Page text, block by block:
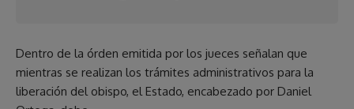
Dentro de la órden emitida por los jueces señalan que
mientras se realizan los trámites administrativos para la
liberación del obispo, el Estado, encabezado por Daniel